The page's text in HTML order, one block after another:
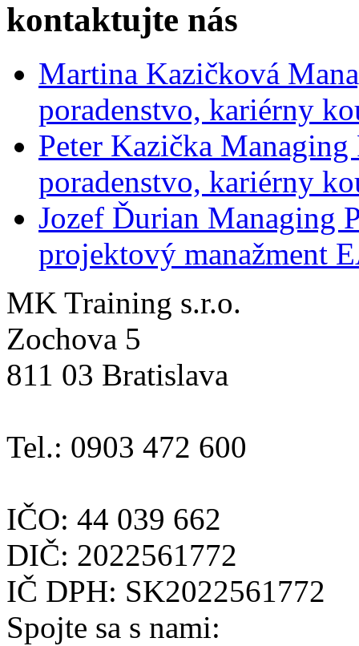
kontaktujte nás
Martina Kazičková
poradenstvo, kariérny
Peter Kazička
poradenstvo, kariérny
Jozef Ďurian Managing
projektový manažment
MK Training s.r.o.
Zochova 5
811 03 Bratislava
Tel.: 0903 472 600
IČO: 44 039 662
DIČ: 2022561772
IČ DPH: SK2022561772
Spojte sa s nami: